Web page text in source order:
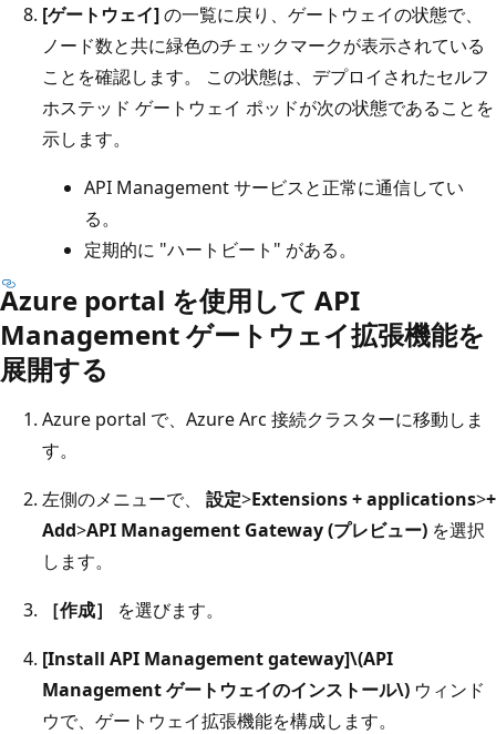
[ゲートウェイ]の一覧に戻り、ゲートウェイの状態で、
ノード数と共に緑色のチェックマークが表示されている
ことを確認します。 この状態は、デプロイされたセルフ
ホステッド ゲートウェイ ポッドが次の状態であることを
示します。
API Management サービスと正常に通信してい
る。
定期的に "ハートビート" がある。
Azure portal を使用して API
Management ゲートウェイ拡張機能を
展開する
Azure portal で、Azure Arc 接続クラスターに移動しま
す。
左側のメニューで、 設定>Extensions + applications>+
Add>API Management Gateway (プレビュー) を選択
します。
［作成］
を選びます。
[Install API Management gateway]\(API
Management ゲートウェイのインストール\) ウィンド
ウで、ゲートウェイ拡張機能を構成します。